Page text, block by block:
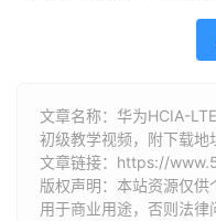
文章名称：华为HCIA-
初级教学视频，附下载地
文章链接： https://
版权声明：本站资源仅
用于商业用途，否则法律